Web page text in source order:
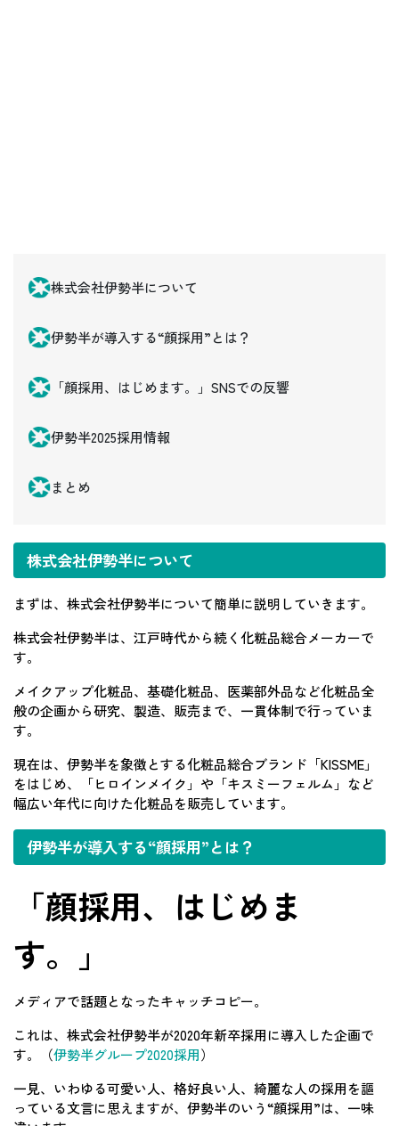
株式会社伊勢半について
伊勢半が導入する“顔採用”とは？
「顔採用、はじめます。」SNSでの反響
伊勢半2025採用情報
まとめ
株式会社伊勢半について
まずは、株式会社伊勢半について簡単に説明していきます。
株式会社伊勢半は、江戸時代から続く化粧品総合メーカーで
す。
メイクアップ化粧品、基礎化粧品、医薬部外品など化粧品全
般の企画から研究、製造、販売まで、一貫体制で行っていま
す。
現在は、伊勢半を象徴とする化粧品総合ブランド「KISSME」
をはじめ、「ヒロインメイク」や「キスミーフェルム」など
幅広い年代に向けた化粧品を販売しています。
伊勢半が導入する“顔採用”とは？
「顔採用、はじめま
す。」
メディアで話題となったキャッチコピー。
これは、株式会社伊勢半が2020年新卒採用に導入した企画で
す。（伊勢半グループ2020採用）
一見、いわゆる可愛い人、格好良い人、綺麗な人の採用を謳
っている文言に思えますが、伊勢半のいう“顔採用”は、一味